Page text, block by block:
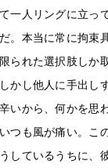
一人リングに立っ
。本当に常に拘
られた選択肢し
かし他人に手出し
いから、何かを思
つも風が痛い。こ
しているうちに、